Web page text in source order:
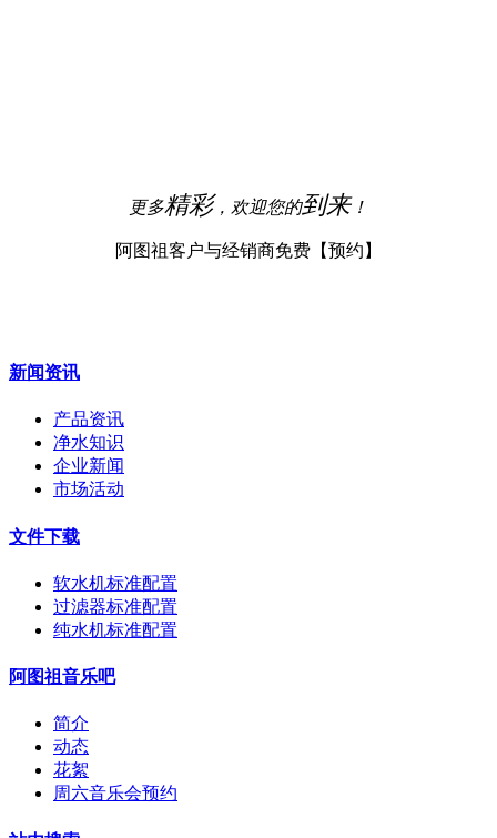
更多精彩，欢迎您的到来！
阿图祖客户与经销商免费【预约】
新闻资讯
产品资讯
净水知识
企业新闻
市场活动
文件下载
软水机标准配置
过滤器标准配置
纯水机标准配置
阿图祖音乐吧
简介
动态
花絮
周六音乐会预约